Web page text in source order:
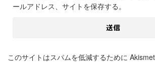
ールアドレス、サイトを保存する。
このサイトはスパムを低減するために Akismet